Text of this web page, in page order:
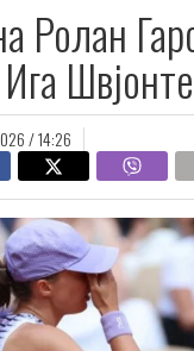
Ролан
/ 14:26